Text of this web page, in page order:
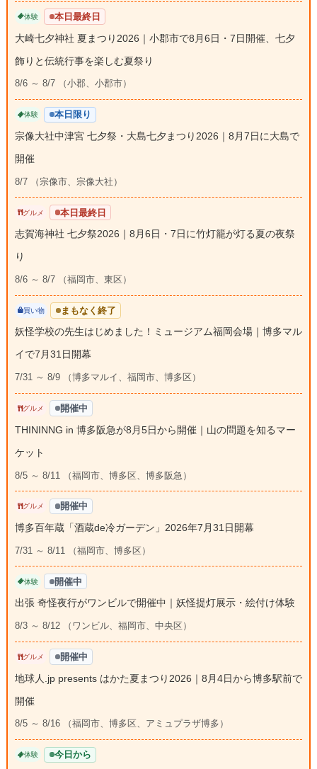
体験 本日最終日
大崎七夕神社 夏まつり2026｜小郡市で8月6日・7日開催、七夕
飾りと伝統行事を楽しむ夏祭り
8/6 ～ 8/7 （小郡、小郡市）
体験 本日限り
宗像大社中津宮 七夕祭・大島七夕まつり2026｜8月7日に大島で
開催
8/7 （宗像市、宗像大社）
グルメ 本日最終日
志賀海神社 七夕祭2026｜8月6日・7日に竹灯籠が灯る夏の夜祭
り
8/6 ～ 8/7 （福岡市、東区）
買い物 まもなく終了
妖怪学校の先生はじめました！ミュージアム福岡会場｜博多マル
イで7月31日開幕
7/31 ～ 8/9 （博多マルイ、福岡市、博多区）
グルメ 開催中
THININNG in 博多阪急が8月5日から開催｜山の問題を知るマー
ケット
8/5 ～ 8/11 （福岡市、博多区、博多阪急）
グルメ 開催中
博多百年蔵「酒蔵de冷ガーデン」2026年7月31日開幕
7/31 ～ 8/11 （福岡市、博多区）
体験 開催中
出張 奇怪夜行がワンビルで開催中｜妖怪提灯展示・絵付け体験
8/3 ～ 8/12 （ワンビル、福岡市、中央区）
グルメ 開催中
地球人.jp presents はかた夏まつり2026｜8月4日から博多駅前で
開催
8/5 ～ 8/16 （福岡市、博多区、アミュプラザ博多）
体験 今日から